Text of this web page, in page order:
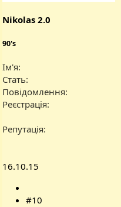
Nikolas 2.0
90's
Ім'я
Стать
Повідомлення
Реєстрація
Репутація
16.10.15
#10